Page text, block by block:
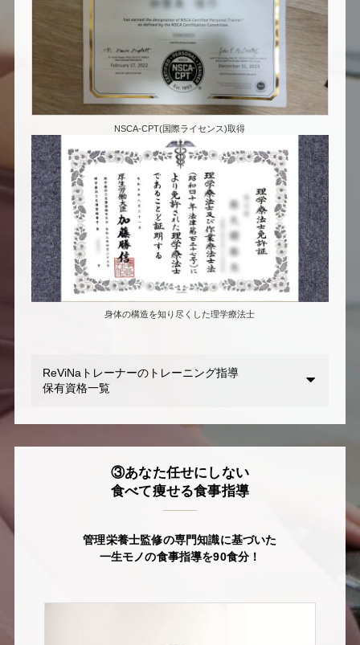
NSCA-CPT(国際ライセンス)取得
身体の構造を知り尽くした理学療法士
ReViNaトレーナーのトレーニング指導
保有資格一覧
③あなた任せにしない
食べて痩せる食事指導
管理栄養士監修の専門知識に基づいた
一生モノの食事指導を90食分！